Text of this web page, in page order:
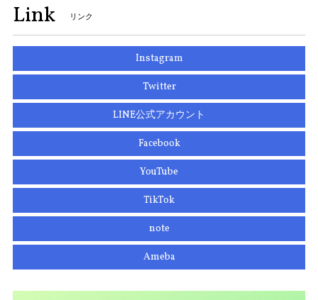
Link リンク
Instagram
Twitter
LINE公式アカウント
Facebook
YouTube
TikTok
note
Ameba